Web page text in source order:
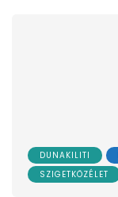
DUNAKILITI
SZIGETKÖZÉLET